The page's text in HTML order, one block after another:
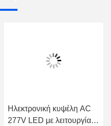
Ηλεκτρονική κυψέλη AC
277V LED με λειτουργία